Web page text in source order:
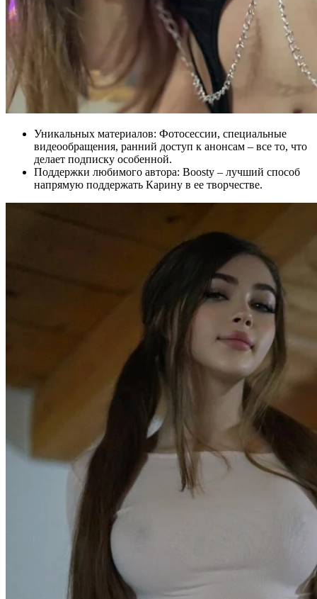
Уникальных материалов: Фотосессии, специальные
видеообращения, ранний доступ к анонсам – все то, что
делает подписку особенной.
Поддержки любимого автора: Boosty – лучший способ
напрямую поддержать Карину в ее творчестве.